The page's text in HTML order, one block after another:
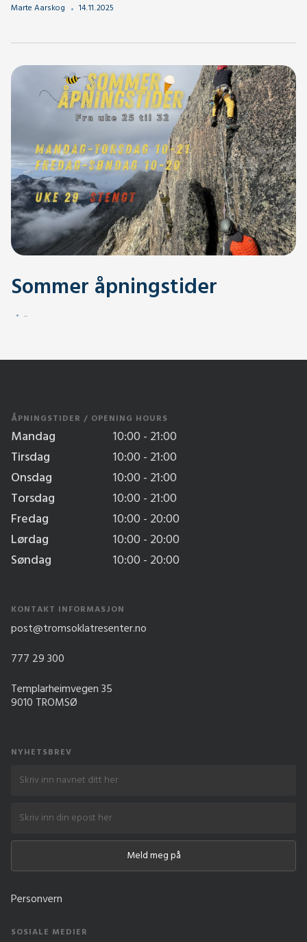
Marte Aarskog 14.11.2025
Sommer åpningstider
..
ÅPNINGSTIDER / OPENING HOURS
Mandag
10:00 - 21:00
Tirsdag
10:00 - 21:00
Onsdag
10:00 - 21:00
Torsdag
10:00 - 21:00
Fredag
10:00 - 20:00
Lørdag
10:00 - 20:00
Søndag
10:00 - 20:00
KONTAKT INFORMASJON
post@tromsoklatresenter.no
777 29 300
Templarheimvegen 35
9010 TROMSØ
NYHETSBREV
Personvern
SOSIALE MEDIER